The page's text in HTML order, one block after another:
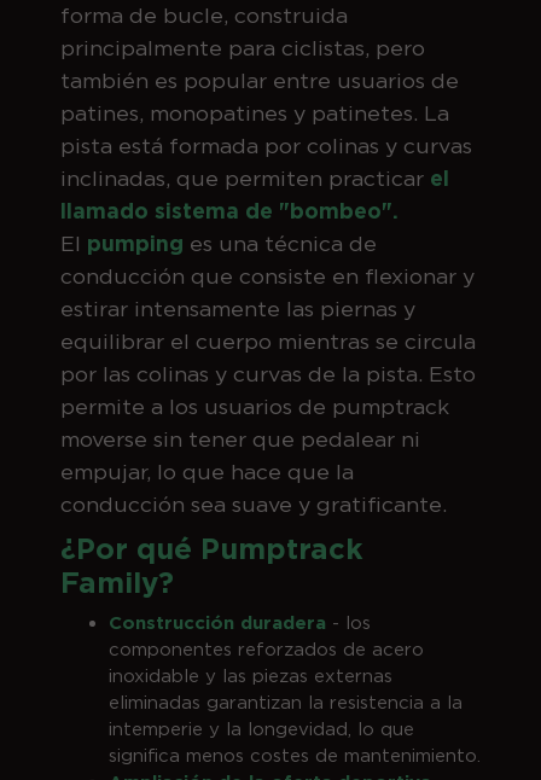
forma de bucle, construida
principalmente para ciclistas, pero
también es popular entre usuarios de
patines, monopatines y patinetes. La
pista está formada por colinas y curvas
inclinadas, que permiten practicar el
llamado sistema de "bombeo".
El pumping es una técnica de
conducción que consiste en flexionar y
estirar intensamente las piernas y
equilibrar el cuerpo mientras se circula
por las colinas y curvas de la pista. Esto
permite a los usuarios de pumptrack
moverse sin tener que pedalear ni
empujar, lo que hace que la
conducción sea suave y gratificante.
¿Por qué Pumptrack
Family?
Construcción duradera - los
componentes reforzados de acero
inoxidable y las piezas externas
eliminadas garantizan la resistencia a la
intemperie y la longevidad, lo que
significa menos costes de mantenimiento.